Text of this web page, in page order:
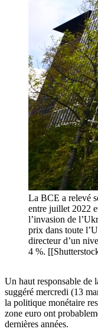
La BCE a relevé
entre juillet 2022
l’invasion de
prix dans toute
directeur d’un
4 %.
Un haut responsable de
suggéré mercredi (13
la politique monétaire
zone euro ont
dernières années.